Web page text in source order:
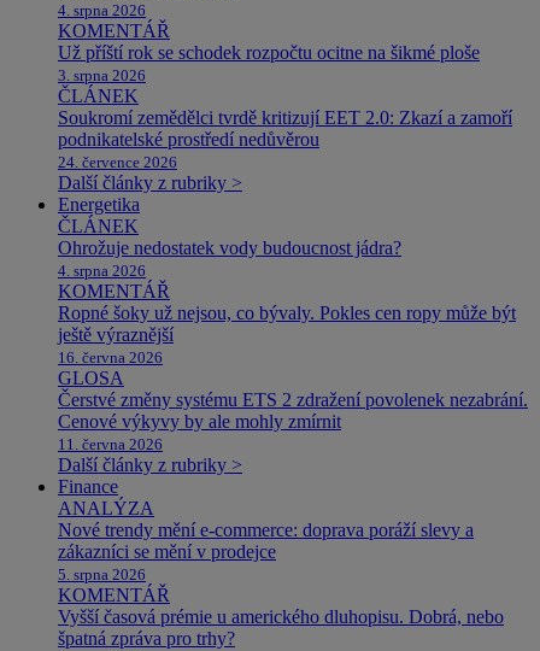
4. srpna 2026
KOMENTÁŘ
Už příští rok se schodek rozpočtu ocitne na šikmé ploše
3. srpna 2026
ČLÁNEK
Soukromí zemědělci tvrdě kritizují EET 2.0: Zkazí a zamoří
podnikatelské prostředí nedůvěrou
24. července 2026
Další články z rubriky >
Energetika
ČLÁNEK
Ohrožuje nedostatek vody budoucnost jádra?
4. srpna 2026
KOMENTÁŘ
Ropné šoky už nejsou, co bývaly. Pokles cen ropy může být
ještě výraznější
16. června 2026
GLOSA
Čerstvé změny systému ETS 2 zdražení povolenek nezabrání.
Cenové výkyvy by ale mohly zmírnit
11. června 2026
Další články z rubriky >
Finance
ANALÝZA
Nové trendy mění e-commerce: doprava poráží slevy a
zákazníci se mění v prodejce
5. srpna 2026
KOMENTÁŘ
Vyšší časová prémie u amerického dluhopisu. Dobrá, nebo
špatná zpráva pro trhy?